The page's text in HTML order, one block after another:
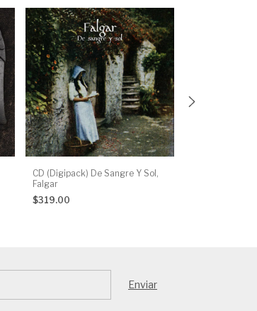
CD (Digipack) De Sangre Y Sol,
Falgar
$319.00